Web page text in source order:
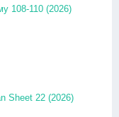
108-110 (2026)
Sheet 22 (2026)